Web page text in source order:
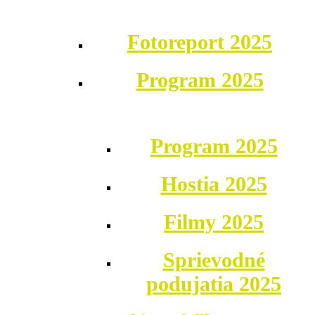
Fotoreport 2025
Program 2025
Program 2025
Hostia 2025
Filmy 2025
Sprievodné
podujatia 2025